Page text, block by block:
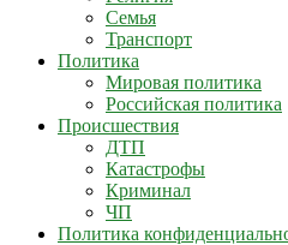
Семья
Транспорт
Политика
Мировая политика
Российская политика
Происшествия
ДТП
Катастрофы
Криминал
ЧП
Политика